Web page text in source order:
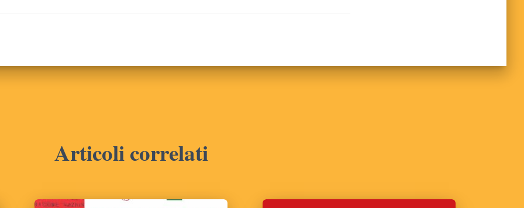
Articoli correlati